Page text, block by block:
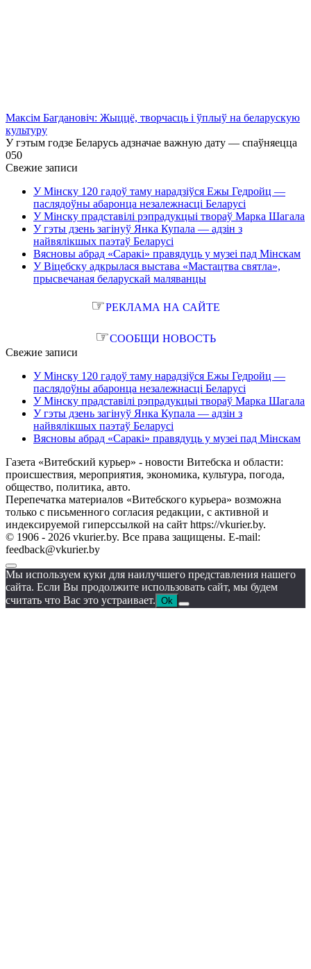
Максім Багдановіч: Жыццё, творчасць і ўплыў на беларускую
культуру
У гэтым годзе Беларусь адзначае важную дату — спаўняецца
050
Свежие записи
У Мінску 120 гадоў таму нарадзіўся Ежы Гедройц —
паслядоўны абаронца незалежнасці Беларусі
У Мінску прадставілі рэпрадукцыі твораў Марка Шагала
У гэты дзень загінуў Янка Купала — адзін з
найвялікшых паэтаў Беларусі
Вясновы абрад «Саракі» правядуць у музеі пад Мінскам
У Віцебску адкрылася выстава «Мастацтва святла»,
прысвечаная беларускай маляванцы
☞РЕКЛАМА НА САЙТЕ
☞СООБЩИ НОВОСТЬ
Свежие записи
У Мінску 120 гадоў таму нарадзіўся Ежы Гедройц —
паслядоўны абаронца незалежнасці Беларусі
У Мінску прадставілі рэпрадукцыі твораў Марка Шагала
У гэты дзень загінуў Янка Купала — адзін з
найвялікшых паэтаў Беларусі
Вясновы абрад «Саракі» правядуць у музеі пад Мінскам
Газета «Витебский курьер» - новости Витебска и области:
происшествия, мероприятия, экономика, культура, погода,
общество, политика, авто.
Перепечатка материалов «Витебского курьера» возможна
только с письменного согласия редакции, с активной и
индексируемой гиперссылкой на сайт https://vkurier.by.
© 1906 - 2026 vkurier.by. Все права защищены. E-mail:
feedback@vkurier.by
Мы используем куки для наилучшего представления нашего
сайта. Если Вы продолжите использовать сайт, мы будем
считать что Вас это устраивает. Ok